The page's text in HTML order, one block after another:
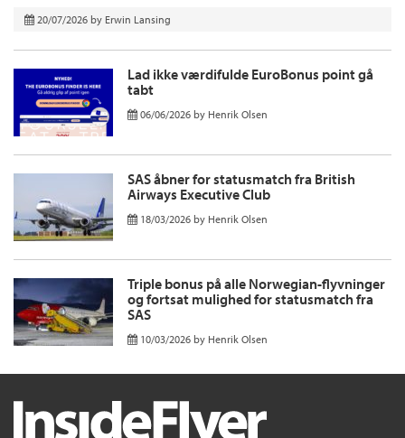
20/07/2026 by Erwin Lansing
Lad ikke værdifulde EuroBonus point gå
tabt
06/06/2026 by Henrik Olsen
SAS åbner for statusmatch fra British
Airways Executive Club
18/03/2026 by Henrik Olsen
Triple bonus på alle Norwegian-flyvninger
og fortsat mulighed for statusmatch fra
SAS
10/03/2026 by Henrik Olsen